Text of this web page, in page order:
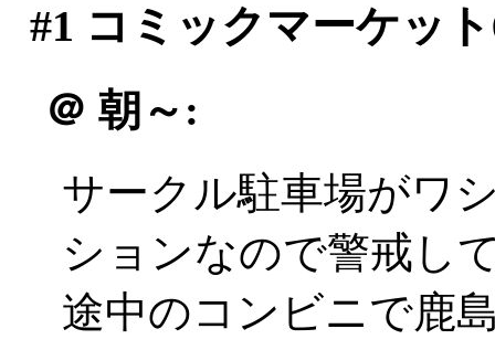
#1 コミックマーケッ
＠ 朝～:
サークル駐車場がワ
ションなので警戒し
途中のコンビニで鹿